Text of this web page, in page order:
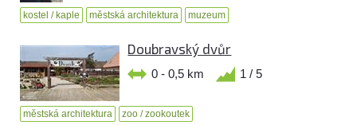
kostel / kaple městská architektura muzeum
Doubravský dvůr
0 - 0,5 km 1 / 5
městská architektura zoo / zookoutek